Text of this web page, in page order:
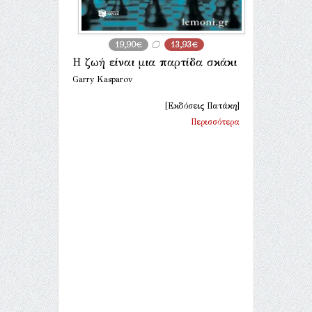
19,90€ 13,93€
Η ζωή είναι μια παρτίδα σκάκι
Garry Kasparov
[Εκδόσεις Πατάκη]
Περισσότερα